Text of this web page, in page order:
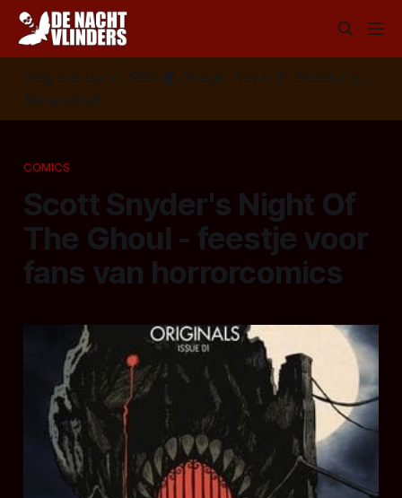
Volg ons op: 📣 RSS 📰 Google News 🦋 Bluesky
✉️
Nieuwsbrief
COMICS
Scott Snyder's Night Of
The Ghoul - feestje voor
fans van horrorcomics